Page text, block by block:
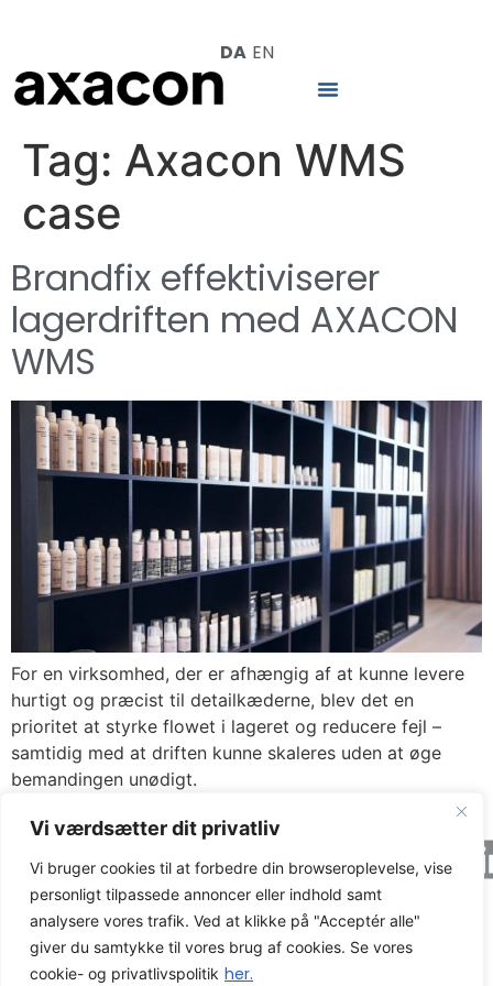
Vi værdsætter dit privatliv
Vi bruger cookies til at forbedre din browseroplevelse, vise
personligt tilpassede annoncer eller indhold samt
analysere vores trafik. Ved at klikke på "Acceptér alle"
giver du samtykke til vores brug af cookies. Se vores
cookie- og privatlivspolitik her.
DA EN
Tag: Axacon WMS
case
Brandfix effektiviserer
lagerdriften med AXACON
WMS
For en virksomhed, der er afhængig af at kunne levere
hurtigt og præcist til detailkæderne, blev det en
prioritet at styrke flowet i lageret og reducere fejl –
samtidig med at driften kunne skaleres uden at øge
bemandingen unødigt.
Axacon © 2026 All rights Reserved.
privatlivspolitik
CVR-nummer: 21680931